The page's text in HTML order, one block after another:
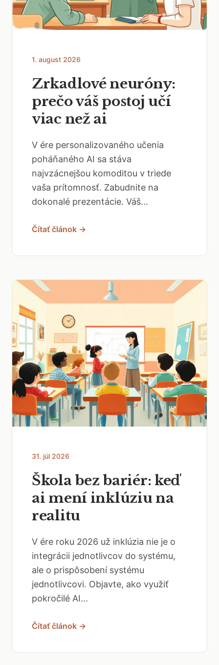
1. august 2026
Zrkadlové neuróny:
prečo váš postoj učí
viac než ai
V ére personalizovaného učenia
poháňaného AI sa stáva
najvzácnejšou komoditou v triede
vaša prítomnosť. Zabudnite na
dokonalé prezentácie. Váš...
Čítať článok →
31. júl 2026
Škola bez bariér: keď
ai mení inklúziu na
realitu
V ére roku 2026 už inklúzia nie je o
integrácii jednotlivcov do systému,
ale o prispôsobení systému
jednotlivcovi. Objavte, ako využiť
pokročilé AI...
Čítať článok →